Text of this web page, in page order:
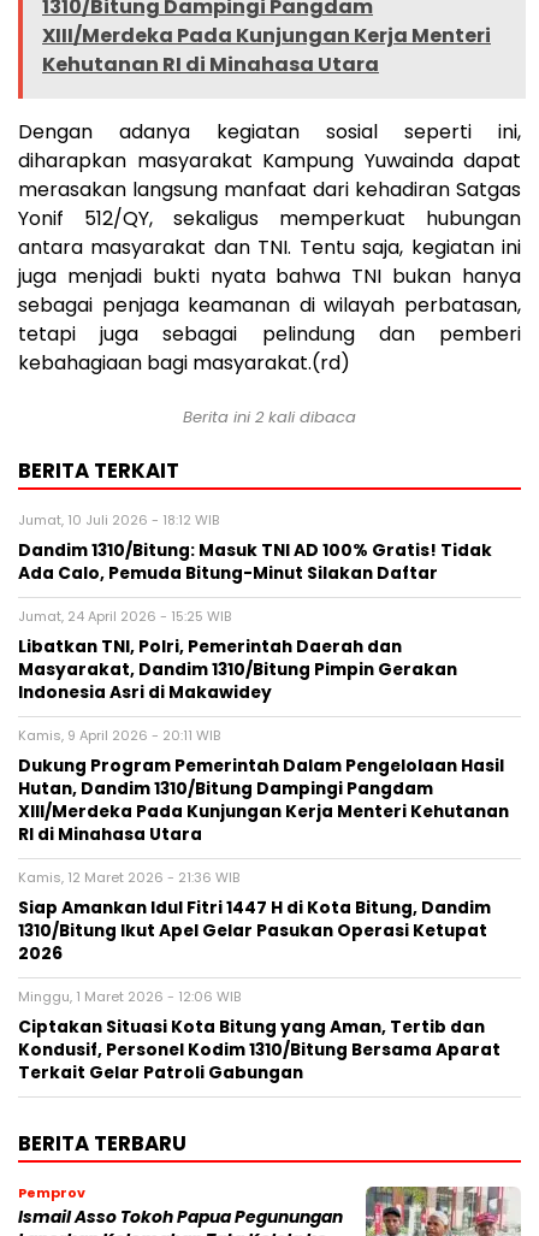
1310/Bitung Dampingi Pangdam
XIII/Merdeka Pada Kunjungan Kerja Menteri
Kehutanan RI di Minahasa Utara
Dengan adanya kegiatan sosial seperti ini,
diharapkan masyarakat Kampung Yuwainda dapat
merasakan langsung manfaat dari kehadiran Satgas
Yonif 512/QY, sekaligus memperkuat hubungan
antara masyarakat dan TNI. Tentu saja, kegiatan ini
juga menjadi bukti nyata bahwa TNI bukan hanya
sebagai penjaga keamanan di wilayah perbatasan,
tetapi juga sebagai pelindung dan pemberi
kebahagiaan bagi masyarakat.(rd)
Berita ini 2 kali dibaca
BERITA TERKAIT
Jumat, 10 Juli 2026 - 18:12 WIB
Dandim 1310/Bitung: Masuk TNI AD 100% Gratis! Tidak
Ada Calo, Pemuda Bitung-Minut Silakan Daftar
Jumat, 24 April 2026 - 15:25 WIB
Libatkan TNI, Polri, Pemerintah Daerah dan
Masyarakat, Dandim 1310/Bitung Pimpin Gerakan
Indonesia Asri di Makawidey
Kamis, 9 April 2026 - 20:11 WIB
Dukung Program Pemerintah Dalam Pengelolaan Hasil
Hutan, Dandim 1310/Bitung Dampingi Pangdam
XIII/Merdeka Pada Kunjungan Kerja Menteri Kehutanan
RI di Minahasa Utara
Kamis, 12 Maret 2026 - 21:36 WIB
Siap Amankan Idul Fitri 1447 H di Kota Bitung, Dandim
1310/Bitung Ikut Apel Gelar Pasukan Operasi Ketupat
2026
Minggu, 1 Maret 2026 - 12:06 WIB
Ciptakan Situasi Kota Bitung yang Aman, Tertib dan
Kondusif, Personel Kodim 1310/Bitung Bersama Aparat
Terkait Gelar Patroli Gabungan
BERITA TERBARU
Pemprov
Ismail Asso Tokoh Papua Pegunungan